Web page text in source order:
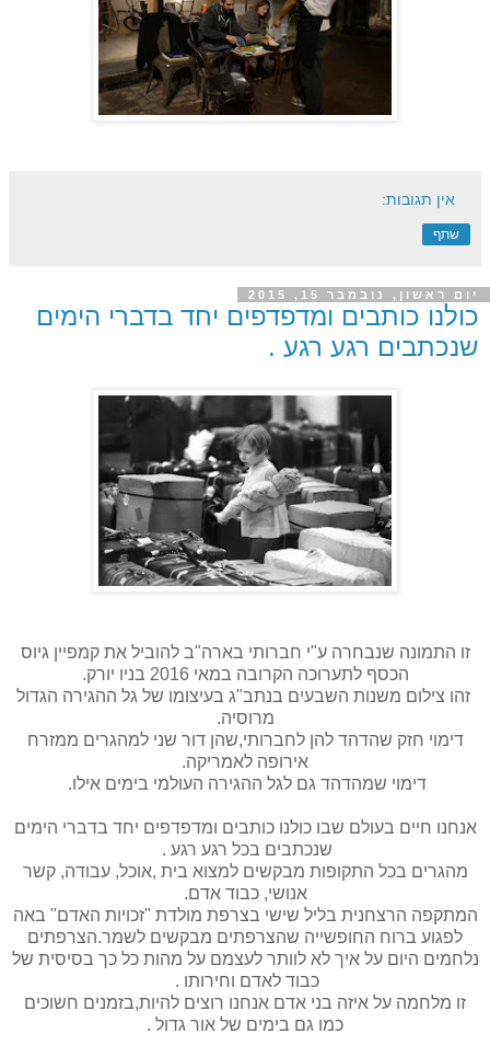
אין תגובות:
שתף
יום ראשון, נובמבר 15, 2015
כולנו כותבים ומדפדפים יחד בדברי הימים
שנכתבים רגע רגע .
זו התמונה שנבחרה ע"י חברותי בארה"ב להוביל את קמפיין גיוס
הכסף לתערוכה הקרובה במאי 2016 בניו יורק.
זהו צילום משנות השבעים בנתב"ג בעיצומו של גל ההגירה הגדול
מרוסיה.
דימוי חזק שהדהד להן לחברותי,שהן דור שני למהגרים ממזרח
אירופה לאמריקה.
דימוי שמהדהד גם לגל ההגירה העולמי בימים אילו.
אנחנו חיים בעולם שבו כולנו כותבים ומדפדפים יחד בדברי הימים
שנכתבים בכל רגע רגע .
מהגרים בכל התקופות מבקשים למצוא בית ,אוכל, עבודה, קשר
אנושי, כבוד אדם.
המתקפה הרצחנית בליל שישי בצרפת מולדת "זכויות האדם" באה
לפגוע ברוח החופשייה שהצרפתים מבקשים לשמר.הצרפתים
נלחמים היום על איך לא לוותר לעצמם על מהות כל כך בסיסית של
כבוד לאדם וחירותו .
זו מלחמה על איזה בני אדם אנחנו רוצים להיות,בזמנים חשוכים
כמו גם בימים של אור גדול .